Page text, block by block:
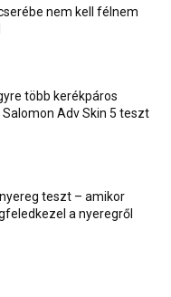
nem kell félnem
több kerékpáros
Adv Skin 5 teszt
teszt – amikor
a nyeregről